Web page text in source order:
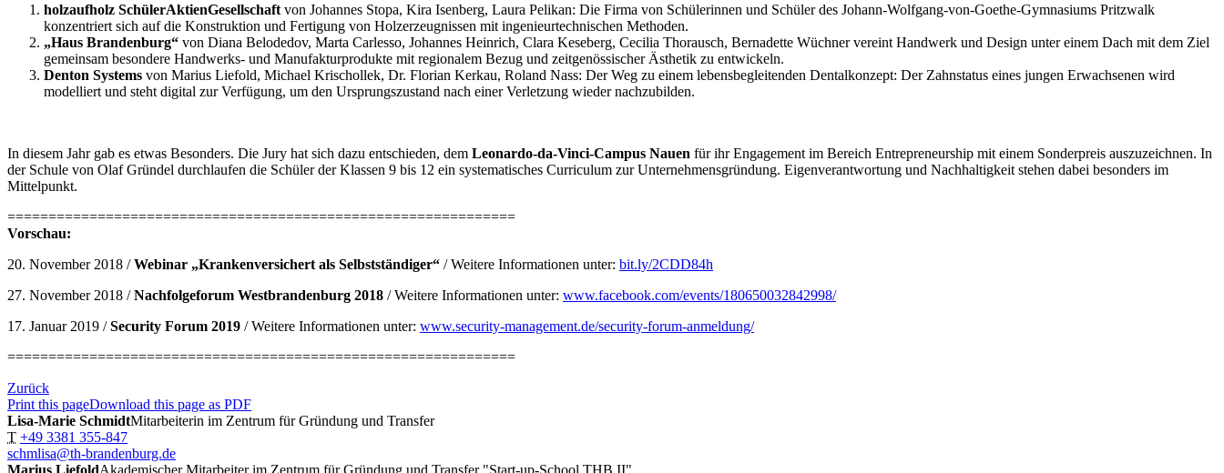
holzaufholz SchülerAktienGesellschaft von Johannes Stopa, Kira Isenberg, Laura Pelikan: Die Firma von Schülerinnen und Schüler des Johann-Wolfgang-von-Goethe-Gymnasiums Pritzwalk
konzentriert sich auf die Konstruktion und Fertigung von Holzerzeugnissen mit ingenieurtechnischen Methoden.
„Haus Brandenburg“ von Diana Belodedov, Marta Carlesso, Johannes Heinrich, Clara Keseberg, Cecilia Thorausch, Bernadette Wüchner vereint Handwerk und Design unter einem Dach mit dem Ziel
gemeinsam besondere Handwerks- und Manufakturprodukte mit regionalem Bezug und zeitgenössischer Ästhetik zu entwickeln.
Denton Systems von Marius Liefold, Michael Krischollek, Dr. Florian Kerkau, Roland Nass: Der Weg zu einem lebensbegleitenden Dentalkonzept: Der Zahnstatus eines jungen Erwachsenen wird
modelliert und steht digital zur Verfügung, um den Ursprungszustand nach einer Verletzung wieder nachzubilden.
In diesem Jahr gab es etwas Besonders. Die Jury hat sich dazu entschieden, dem Leonardo-da-Vinci-Campus Nauen für ihr Engagement im Bereich Entrepreneurship mit einem Sonderpreis auszuzeichnen. In
der Schule von Olaf Gründel durchlaufen die Schüler der Klassen 9 bis 12 ein systematisches Curriculum zur Unternehmensgründung. Eigenverantwortung und Nachhaltigkeit stehen dabei besonders im
Mittelpunkt.
==============================================================
Vorschau:
20. November 2018 /Webinar „Krankenversichert als Selbstständiger“ / Weitere Informationen unter: bit.ly/2CDD84h
27. November 2018 /Nachfolgeforum Westbrandenburg 2018 / Weitere Informationen unter: www.facebook.com/events/180650032842998/
17. Januar 2019 /Security Forum 2019 / Weitere Informationen unter: www.security-management.de/security-forum-anmeldung/
==============================================================
Zurück
Print this pageDownload this page as PDF
Lisa-Marie SchmidtMitarbeiterin im Zentrum für Gründung und Transfer
T +49 3381 355-847
schmlisa@th-brandenburg.de
Marius LiefoldAkademischer Mitarbeiter im Zentrum für Gründung und Transfer "Start-up-School THB II"